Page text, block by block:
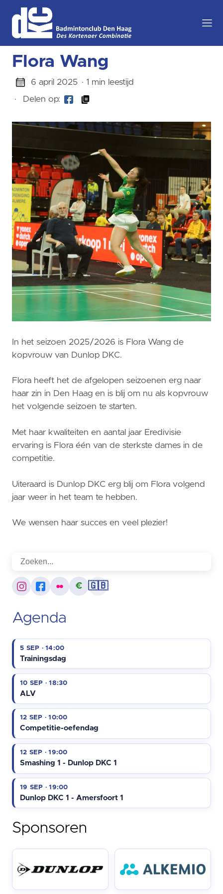
Flora Wang
6 april 2025 · 1 min leestijd
·
Delen op:
In het seizoen 2025/2026 is Flora Wang de
kopvrouw van Dunlop DKC.
Flora heeft het de afgelopen seizoenen erg naar
haar zin in Den Haag en is blij om nu als kopvrouw
het volgende seizoen te starten.
Met haar kwaliteiten en aantal jaar Eredivisie
ervaring is Flora één van de sterkste dames in de
competitie.
Uiteraard is Dunlop DKC erg blij om Flora volgend
jaar weer in het team te hebben.
We wensen haar succes en veel plezier!
€ 🇬🇧
Agenda
5 SEP · 14:00
Trainingsdag
10 SEP · 18:30
ALV
12 SEP · 10:00
Competitie-oefendag
12 SEP · 19:00
Smashing 1 - Dunlop DKC 1
19 SEP · 19:00
Dunlop DKC 1 - Amersfoort 1
Sponsoren